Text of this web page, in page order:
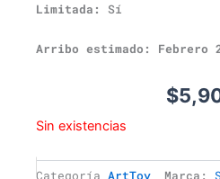
Limitada:
Sí
Arribo estimado: Febrero
$
Sin existencias
Categoría ArtToy Marca: